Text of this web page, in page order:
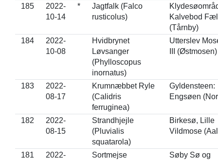
185
2022-
10-14
*
Jagtfalk (Falco
rusticolus)
Kalvebod
(Tårnby)
184
2022-
10-08
Hvidbrynet
Løvsanger
(Phylloscopus
inornatus)
Utterslev
III (Østmosen)
183
2022-
08-17
Krumnæbbet Ryle
(Calidris
ferruginea)
Gyldensteen:
Engsøen
182
2022-
08-15
Strandhjejle
(Pluvialis
squatarola)
Birkesø, Lille
Vildmose
181
2022-
Sortmejse
Søby Sø og